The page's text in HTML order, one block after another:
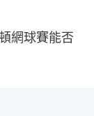
網球賽能否